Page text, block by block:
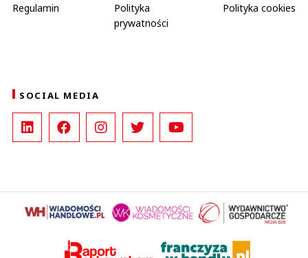
Regulamin
Polityka
prywatności
Polityka cookies
SOCIAL MEDIA